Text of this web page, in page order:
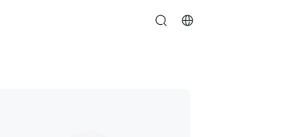
search